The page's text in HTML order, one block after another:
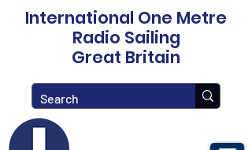
International One Metre
Radio Sailing
Great Britain